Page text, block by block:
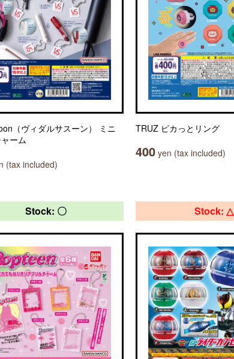
（ヴィダルサスーン） ミニ
ーム
(tax included)
TRUZ ピカっとリング
400 yen (tax included)
Stock: 〇 Stock: △